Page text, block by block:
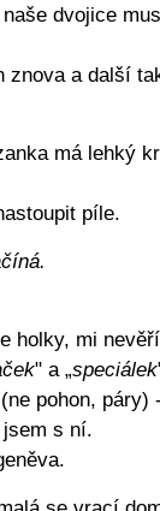
dvojice
znova a další
má lehký
píle.
holky, mi
" a „speciálek
pohon, páry)
s ní.